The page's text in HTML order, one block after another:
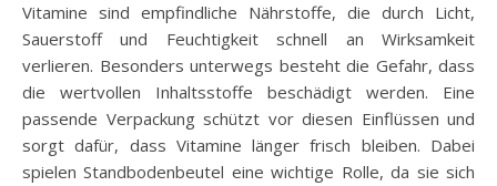
Vitamine sind empfindliche Nährstoffe, die durch Licht,
Sauerstoff und Feuchtigkeit schnell an Wirksamkeit
verlieren. Besonders unterwegs besteht die Gefahr, dass
die wertvollen Inhaltsstoffe beschädigt werden. Eine
passende Verpackung schützt vor diesen Einflüssen und
sorgt dafür, dass Vitamine länger frisch bleiben. Dabei
spielen Standbodenbeutel eine wichtige Rolle, da sie sich